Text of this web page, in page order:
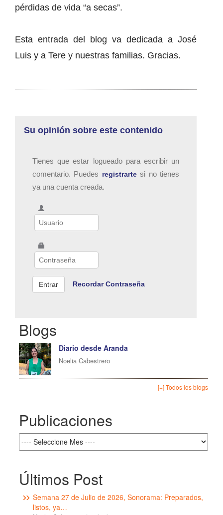
pérdidas de vida “a secas”.
Esta entrada del blog va dedicada a José
Luis y a Tere y nuestras familias. Gracias.
Su opinión sobre este contenido
Tienes que estar logueado para escribir un
comentario. Puedes registrartesi no tienes
ya una cuenta creada.
Recordar Contraseña
Blogs
Diario desde Aranda
Noelia Cabestrero
[+] Todos los blogs
Publicaciones
Últimos Post
Semana 27 de Julio de 2026, Sonorama: Preparados,
listos, ya…